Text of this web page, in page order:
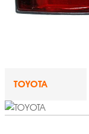
TOYOTA